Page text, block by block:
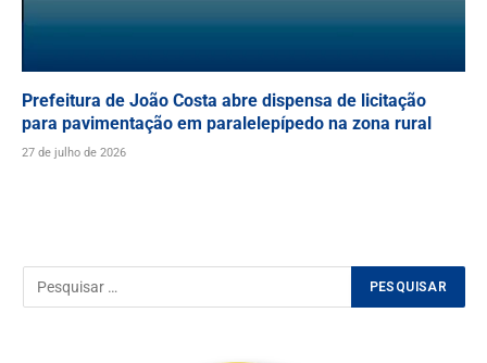
Prefeitura de João Costa abre dispensa de licitação
para pavimentação em paralelepípedo na zona rural
27 de julho de 2026